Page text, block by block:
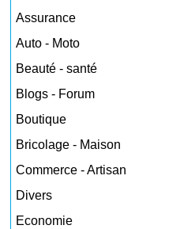
Assurance
Auto - Moto
Beauté - santé
Blogs - Forum
Boutique
Bricolage - Maison
Commerce - Artisan
Divers
Economie